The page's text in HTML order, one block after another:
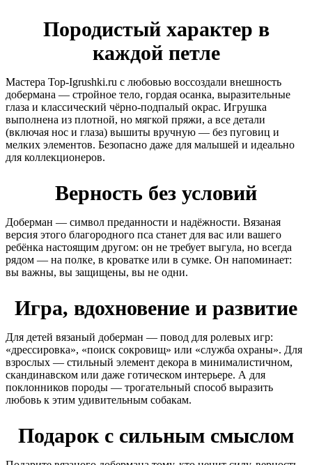
Породистый характер в
каждой петле
Мастера Top-Igrushki.ru с любовью воссоздали внешность
добермана — стройное тело, гордая осанка, выразительные
глаза и классический чёрно-подпалый окрас. Игрушка
выполнена из плотной, но мягкой пряжи, а все детали
(включая нос и глаза) вышиты вручную — без пуговиц и
мелких элементов. Безопасно даже для малышей и идеально
для коллекционеров.
Верность без условий
Доберман — символ преданности и надёжности. Вязаная
версия этого благородного пса станет для вас или вашего
ребёнка настоящим другом: он не требует выгула, но всегда
рядом — на полке, в кроватке или в сумке. Он напоминает:
вы важны, вы защищены, вы не одни.
Игра, вдохновение и развитие
Для детей вязаный доберман — повод для ролевых игр:
«дрессировка», «поиск сокровищ» или «служба охраны». Для
взрослых — стильный элемент декора в минималистичном,
скандинавском или даже готическом интерьере. А для
поклонников породы — трогательный способ выразить
любовь к этим удивительным собакам.
Подарок с сильным смыслом